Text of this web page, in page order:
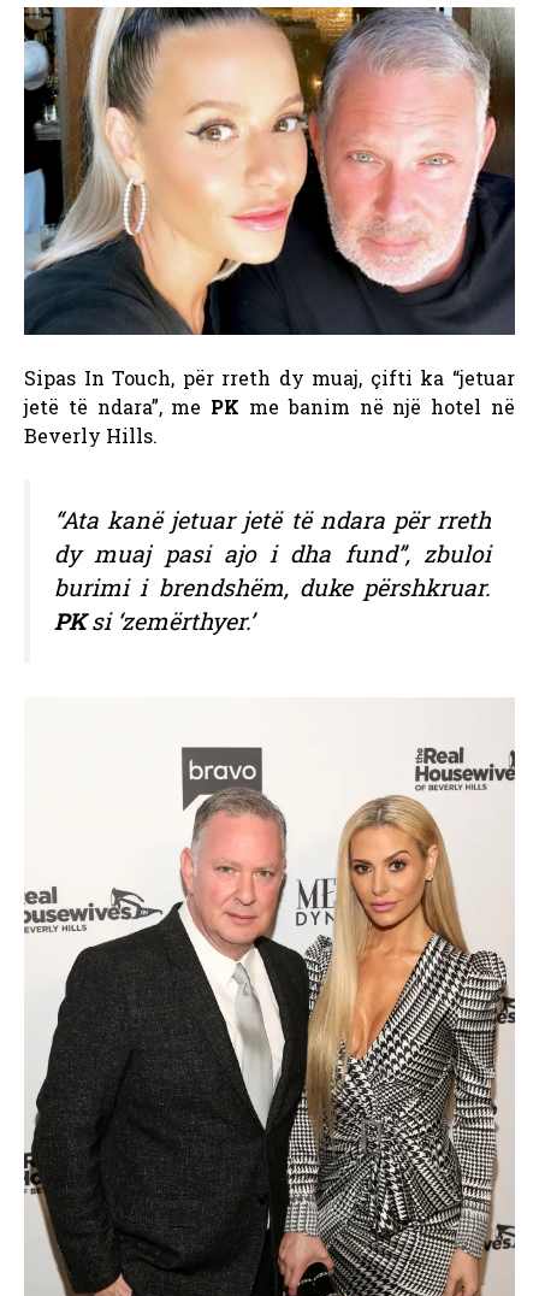
Sipas In Touch, për rreth dy muaj, çifti ka “jetuar
jetë të ndara”, me PK me banim në një hotel në
Beverly Hills.
“Ata kanë jetuar jetë të ndara për rreth
dy muaj pasi ajo i dha fund”, zbuloi
burimi i brendshëm, duke përshkruar.
PKsi ‘zemërthyer.’